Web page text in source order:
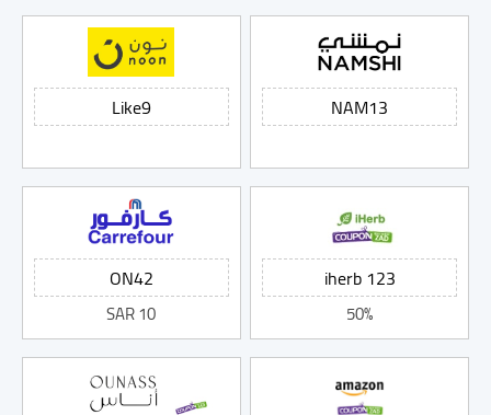
50%
10 SAR